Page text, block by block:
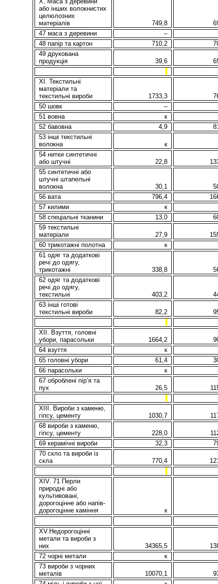
або інших волокнистих
целюлозних
матеріалів
749,8
47 маса з деревини
–
48 папір та картон
710,2
49 друкована
продукція
39,6
ХI. Текстильні
матеріали та
текстильні вироби
1733,3
50 шовк
–
51 вовна
к
52 бавовна
4,9
53 іншi текстильні
волокна
к
54 нитки синтетичні
або штучні
22,8
55 синтетичні або
штучні штапельні
волокна
30,1
56 вата
796,4
57 килими
к
58 спеціальні тканини
13,0
59 текстильні
матеріали
27,9
60 трикотажні полотна
к
61 одяг та додаткові
речі до одягу,
трикотажні
338,8
62 одяг та додаткові
речі до одягу,
текстильні
403,2
63 іншi готові
текстильні вироби
82,2
XII. Взуття, головні
убори, парасольки
1664,2
64 взуття
к
65 головні убори
61,4
66 парасольки
к
67 оброблені пір’я та
пух
26,5
XIII. Вироби з каменю,
гіпсу, цементу
1030,7
68 вироби з каменю,
гіпсу, цементу
228,0
69 керамічні вироби
32,3
70 скло та вироби із
скла
770,4
XIV. 71 Перли
природні або
культивовані,
дорогоцінне або напів-
дорогоцінне каміння
к
XV.Недорогоцінні
метали та вироби з
них
34365,5
72 чорні метали
к
73 вироби з чорних
металів
10070,1